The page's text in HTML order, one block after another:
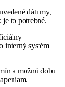
dátumy,
to potrebné.
interný systém
a možnú dobu